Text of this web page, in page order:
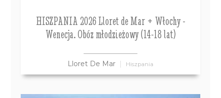
HISZPANIA 2026 Lloret de Mar + Włochy -
Wenecja. Obóz młodzieżowy (14-18 lat)
Lloret De Mar Hiszpania